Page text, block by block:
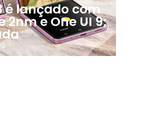
é lançado com
2nm e One UI 9;